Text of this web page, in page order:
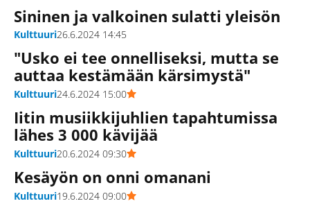
Sininen ja valkoinen sulatti yleisön
Kulttuuri26.6.2024 14:45
"Usko ei tee onnelliseksi, mutta se
auttaa kestämään kärsimystä"
Kulttuuri24.6.2024 15:00
Iitin musiikkijuhlien tapahtumissa
lähes 3 000 kävijää
Kulttuuri20.6.2024 09:30
Kesäyön on onni omanani
Kulttuuri19.6.2024 09:00